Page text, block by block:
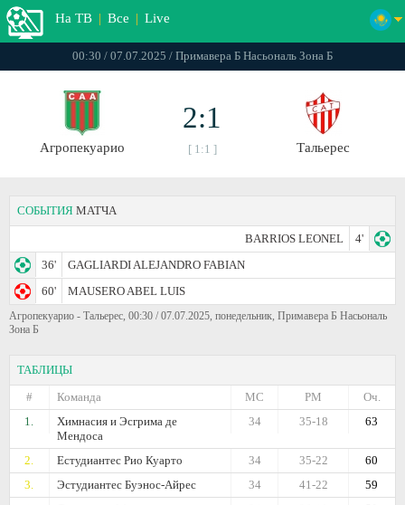
На ТВ | Все | Live
00:30 / 07.07.2025 / Примавера Б Насьональ Зона Б
Агропекуарио
2:1
[ 1:1 ] Тальерес
СОБЫТИЯ МАТЧА
BARRIOS LEONEL
4'
36'
GAGLIARDI ALEJANDRO FABIAN
60'
MAUSERO ABEL LUIS
Агропекуарио - Тальерес, 00:30 / 07.07.2025, понедельник, Примавера Б Насьональ
Зона Б
ТАБЛИЦЫ
#
Команда Оч.
РМ
МС
1.
Химнасия и Эсгрима де
Мендоса
63
35-18
34
2. Естудиантес Рио Куарто 60
35-22
34
3.
Эстудиантес Буэнос-Айрес 59
41-22
34